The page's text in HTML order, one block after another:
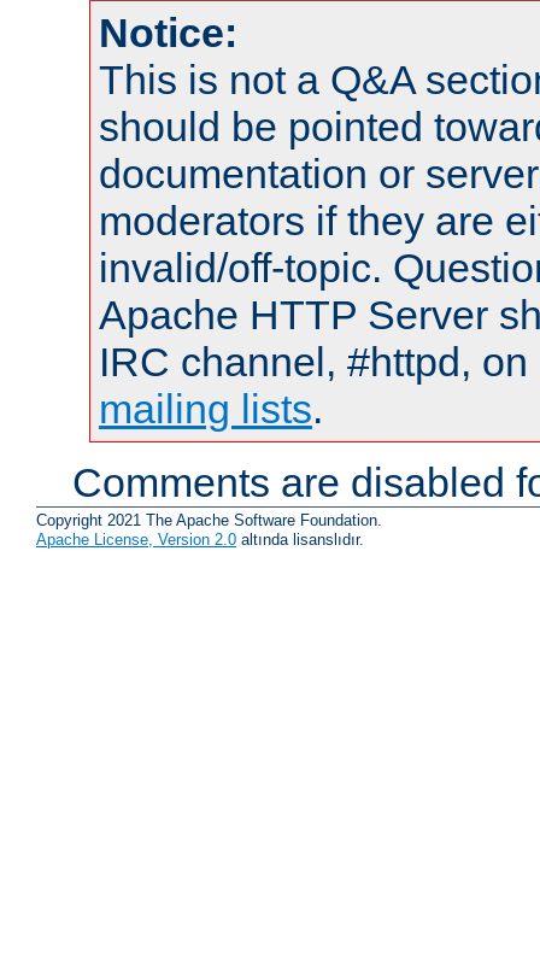
Notice:
This is not a Q&A
should be pointed
documentation or
moderators if they are
invalid/off-topic.
Apache HTTP Server
IRC channel, #httpd,
mailing lists.
Comments are disabled
Copyright 2021 The Apache Software Foundation.
Apache License, Version 2.0 altında lisanslıdır.